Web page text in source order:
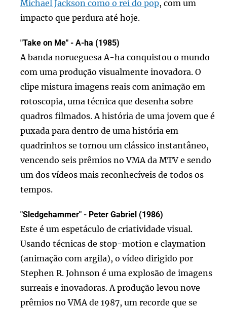
Michael Jackson como o rei do pop, com um
impacto que perdura até hoje.
"Take on Me" - A-ha (1985)
A banda norueguesa A-ha conquistou o mundo
com uma produção visualmente inovadora. O
clipe mistura imagens reais com animação em
rotoscopia, uma técnica que desenha sobre
quadros filmados. A história de uma jovem que é
puxada para dentro de uma história em
quadrinhos se tornou um clássico instantâneo,
vencendo seis prêmios no VMA da MTV e sendo
um dos vídeos mais reconhecíveis de todos os
tempos.
"Sledgehammer" - Peter Gabriel (1986)
Este é um espetáculo de criatividade visual.
Usando técnicas de stop-motion e claymation
(animação com argila), o vídeo dirigido por
Stephen R. Johnson é uma explosão de imagens
surreais e inovadoras. A produção levou nove
prêmios no VMA de 1987, um recorde que se